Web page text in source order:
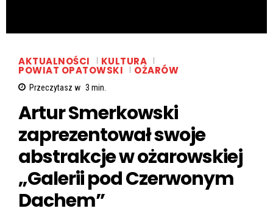
AKTUALNOŚCI KULTURA
POWIAT OPATOWSKI OŻARÓW
Przeczytasz w 3 min.
Artur Smerkowski
zaprezentował swoje
abstrakcje w ożarowskiej
„Galerii pod Czerwonym
Dachem”